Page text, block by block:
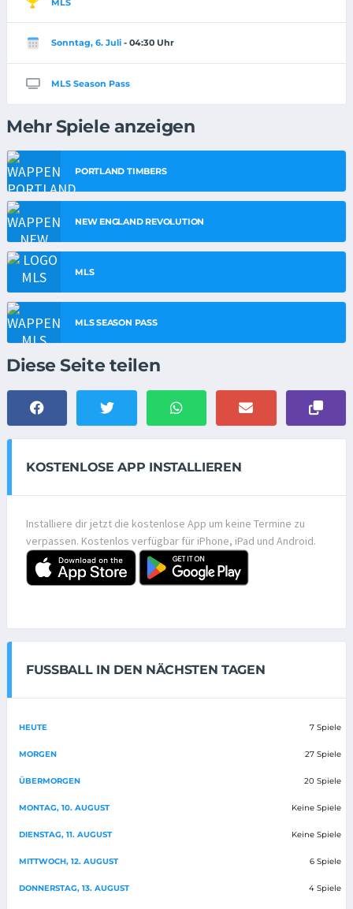
Sonntag, 6. Juli - 04:30 Uhr
MLS Season Pass
Mehr Spiele anzeigen
PORTLAND TIMBERS
NEW ENGLAND REVOLUTION
MLS
MLS SEASON PASS
Diese Seite teilen
KOSTENLOSE APP INSTALLIEREN
Installiere dir jetzt die kostenlose App um keine Termine zu
verpassen. Kostenlos verfügbar für iPhone, iPad und Android.
FUSSBALL IN DEN NÄCHSTEN TAGEN
HEUTE 7 Spiele
MORGEN 27 Spiele
ÜBERMORGEN 20 Spiele
MONTAG, 10. AUGUST Keine Spiele
DIENSTAG, 11. AUGUST Keine Spiele
MITTWOCH, 12. AUGUST 6 Spiele
DONNERSTAG, 13. AUGUST 4 Spiele